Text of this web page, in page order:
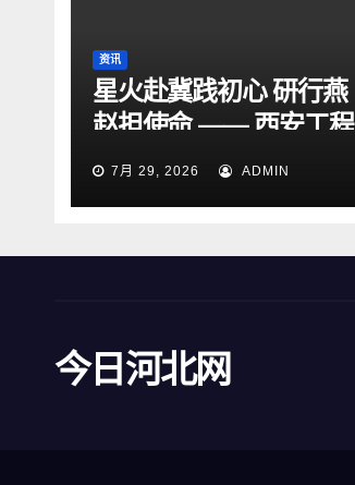
资讯
星火赴冀践初心 研行燕
赵担使命 —— 西安工程
大学“星火研途”研究生
7月 29, 2026 ADMIN
今日河北网